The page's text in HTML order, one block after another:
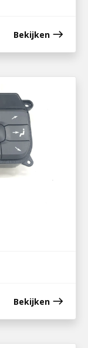
Bekijken east
Bekijken east